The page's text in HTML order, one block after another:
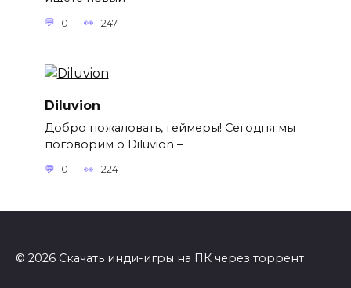
0 247
Diluvion
Добро пожаловать, геймеры! Сегодня мы
поговорим о Diluvion –
0 224
© 2026 Скачать инди-игры на ПК через торрент